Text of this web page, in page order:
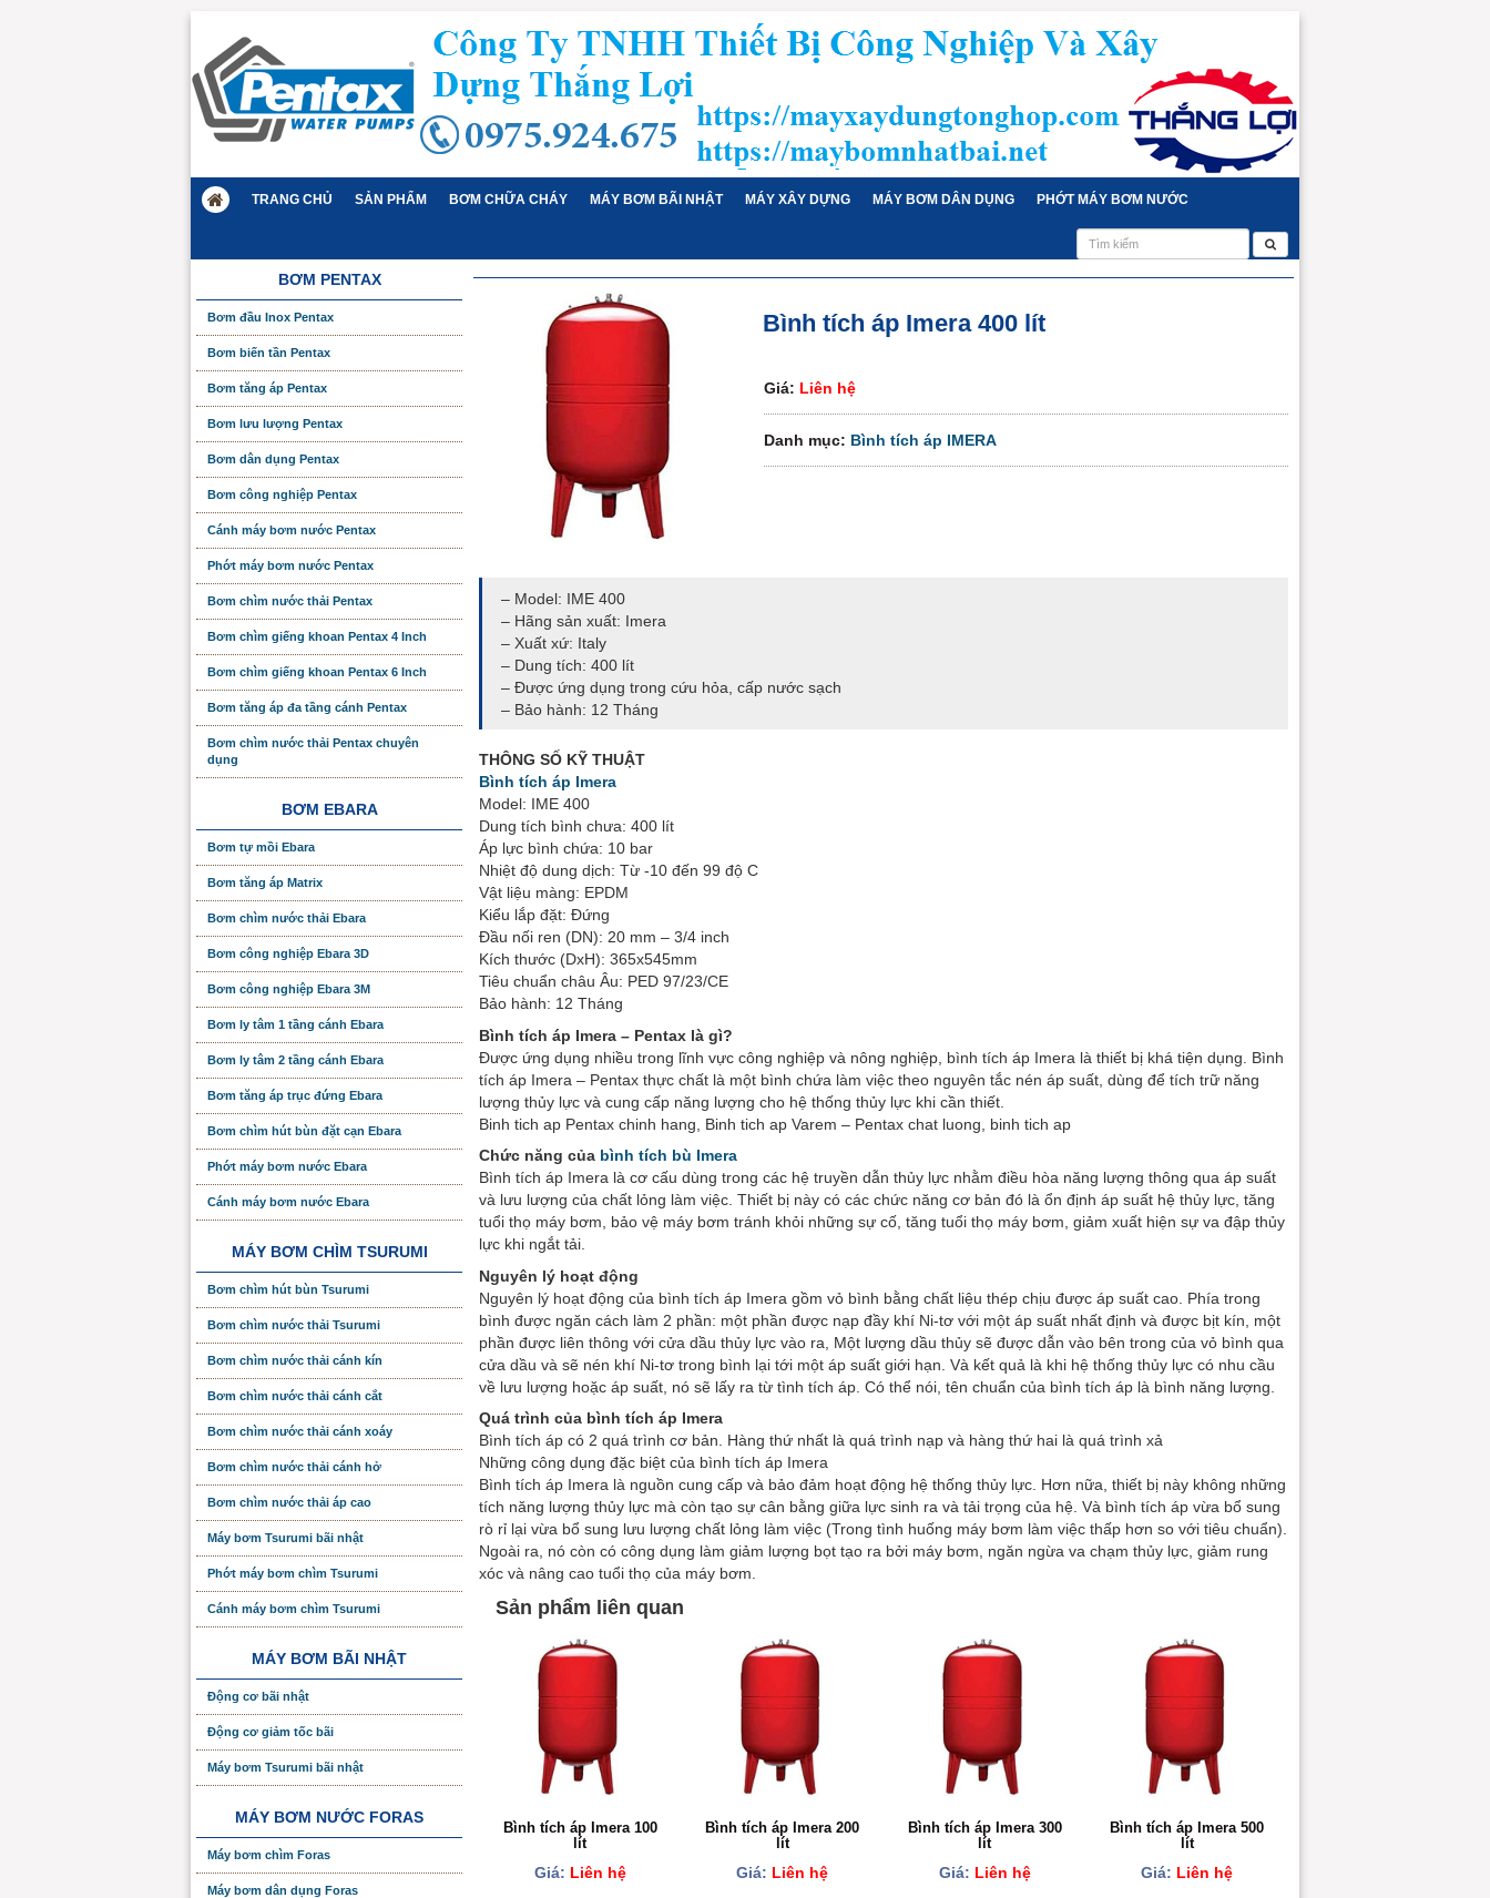
TRANG CHỦ SẢN PHẨM BƠM CHỮA CHÁY MÁY BƠM BÃI NHẬT MÁY XÂY DỰNG MÁY BƠM DÂN DỤNG PHỚT MÁY BƠM NƯỚC
Bình tích áp Imera 400 lít
Giá: Liên hệ
Danh mục: Bình tích áp IMERA
– Model: IME 400
– Hãng sản xuất: Imera
– Xuất xứ: Italy
– Dung tích: 400 lít
– Được ứng dụng trong cứu hỏa, cấp nước sạch
– Bảo hành: 12 Tháng
THÔNG SỐ KỸ THUẬT
Bình tích áp Imera
Model: IME 400
Dung tích bình chưa: 400 lít
Áp lực bình chứa: 10 bar
Nhiệt độ dung dịch: Từ -10 đến 99 độ C
Vật liệu màng: EPDM
Kiểu lắp đặt: Đứng
Đầu nối ren (DN): 20 mm – 3/4 inch
Kích thước (DxH): 365x545mm
Tiêu chuẩn châu Âu: PED 97/23/CE
Bảo hành: 12 Tháng
Bình tích áp Imera – Pentax là gì?
Được ứng dụng nhiều trong lĩnh vực công nghiệp và nông nghiệp, bình tích áp Imera là thiết bị khá tiện dụng. Bình
tích áp Imera – Pentax thực chất là một bình chứa làm việc theo nguyên tắc nén áp suất, dùng để tích trữ năng
lượng thủy lực và cung cấp năng lượng cho hệ thống thủy lực khi cần thiết.
Binh tich ap Pentax chinh hang, Binh tich ap Varem – Pentax chat luong, binh tich ap
Chức năng của bình tích bù Imera
Bình tích áp Imera là cơ cấu dùng trong các hệ truyền dẫn thủy lực nhằm điều hòa năng lượng thông qua áp suất
và lưu lượng của chất lỏng làm việc. Thiết bị này có các chức năng cơ bản đó là ổn định áp suất hệ thủy lực, tăng
tuổi thọ máy bơm, bảo vệ máy bơm tránh khỏi những sự cố, tăng tuổi thọ máy bơm, giảm xuất hiện sự va đập thủy
lực khi ngắt tải.
Nguyên lý hoạt động
Nguyên lý hoạt động của bình tích áp Imera gồm vỏ bình bằng chất liệu thép chịu được áp suất cao. Phía trong
bình được ngăn cách làm 2 phần: một phần được nạp đầy khí Ni-tơ với một áp suất nhất định và được bịt kín, một
phần được liên thông với cửa dầu thủy lực vào ra, Một lượng dầu thủy sẽ được dẫn vào bên trong của vỏ bình qua
cửa dầu và sẽ nén khí Ni-tơ trong bình lại tới một áp suất giới hạn. Và kết quả là khi hệ thống thủy lực có nhu cầu
về lưu lượng hoặc áp suất, nó sẽ lấy ra từ tình tích áp. Có thể nói, tên chuẩn của bình tích áp là bình năng lượng.
Quá trình của bình tích áp Imera
Bình tích áp có 2 quá trình cơ bản. Hàng thứ nhất là quá trình nạp và hàng thứ hai là quá trình xả
Những công dụng đặc biệt của bình tích áp Imera
Bình tích áp Imera là nguồn cung cấp và bảo đảm hoạt động hệ thống thủy lực. Hơn nữa, thiết bị này không những
tích năng lượng thủy lực mà còn tạo sự cân bằng giữa lực sinh ra và tải trọng của hệ. Và bình tích áp vừa bổ sung
rò rỉ lại vừa bổ sung lưu lượng chất lỏng làm việc (Trong tình huống máy bơm làm việc thấp hơn so với tiêu chuẩn).
Ngoài ra, nó còn có công dụng làm giảm lượng bọt tạo ra bởi máy bơm, ngăn ngừa va chạm thủy lực, giảm rung
xóc và nâng cao tuổi thọ của máy bơm.
Sản phẩm liên quan
Bình tích áp Imera 100
lít
Giá: Liên hệ
Bình tích áp Imera 200
lít
Giá: Liên hệ
Bình tích áp Imera 300
lít
Giá: Liên hệ
Bình tích áp Imera 500
lít
Giá: Liên hệ
BƠM PENTAX
Bơm đầu Inox Pentax
Bơm biến tần Pentax
Bơm tăng áp Pentax
Bơm lưu lượng Pentax
Bơm dân dụng Pentax
Bơm công nghiệp Pentax
Cánh máy bơm nước Pentax
Phớt máy bơm nước Pentax
Bơm chìm nước thải Pentax
Bơm chìm giếng khoan Pentax 4 Inch
Bơm chìm giếng khoan Pentax 6 Inch
Bơm tăng áp đa tầng cánh Pentax
Bơm chìm nước thải Pentax chuyên
dụng
BƠM EBARA
Bơm tự mồi Ebara
Bơm tăng áp Matrix
Bơm chìm nước thải Ebara
Bơm công nghiệp Ebara 3D
Bơm công nghiệp Ebara 3M
Bơm ly tâm 1 tầng cánh Ebara
Bơm ly tâm 2 tầng cánh Ebara
Bơm tăng áp trục đứng Ebara
Bơm chìm hút bùn đặt cạn Ebara
Phớt máy bơm nước Ebara
Cánh máy bơm nước Ebara
MÁY BƠM CHÌM TSURUMI
Bơm chìm hút bùn Tsurumi
Bơm chìm nước thải Tsurumi
Bơm chìm nước thải cánh kín
Bơm chìm nước thải cánh cắt
Bơm chìm nước thải cánh xoáy
Bơm chìm nước thải cánh hở
Bơm chìm nước thải áp cao
Máy bơm Tsurumi bãi nhật
Phớt máy bơm chìm Tsurumi
Cánh máy bơm chìm Tsurumi
MÁY BƠM BÃI NHẬT
Động cơ bãi nhật
Động cơ giảm tốc bãi
Máy bơm Tsurumi bãi nhật
MÁY BƠM NƯỚC FORAS
Máy bơm chìm Foras
Máy bơm dân dụng Foras